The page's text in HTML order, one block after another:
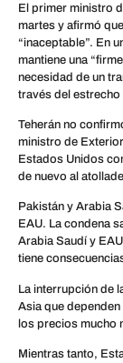
El primer ministro
martes y afirmó
“inaceptable”. En
mantiene una
necesidad de un
través del estrecho
Teherán no
ministro de
Estados Unidos
de nuevo al
Pakistán y Arabia
EAU. La condena
Arabia Saudí y
tiene
La interrupción de
Asia que
los precios mucho
Mientras tanto,